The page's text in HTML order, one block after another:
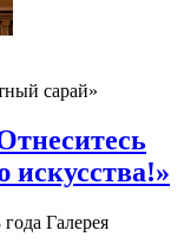
сарай»
искусства!»
Галерея